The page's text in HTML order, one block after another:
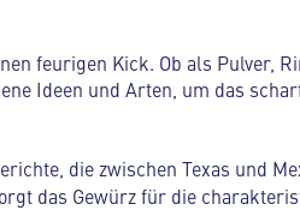
feurigen Kick. Ob als Pulver,
Ideen und Arten, um das
die zwischen Texas und
das Gewürz für die